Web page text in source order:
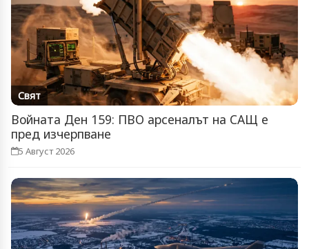
Свят
Войната Ден 159: ПВО арсеналът на САЩ е
пред изчерпване
5 Август 2026